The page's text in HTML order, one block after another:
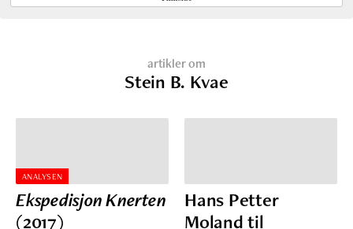
artikler om
Stein B. Kvae
ANALYSEN
Ekspedisjon Knerten
(2017)
Hans Petter
Moland til